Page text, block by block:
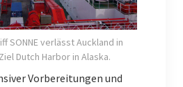
SONNE verlässt Auckland in
Dutch Harbor in Alaska.
Vorbereitungen und